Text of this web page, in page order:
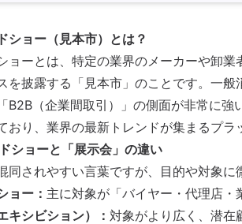
ショー（見本市）とは？
ョーとは、特定の業界のメーカーや卸
を披露する「見本市」のことです。一
B2B（企業間取引）」の側面が非常に
おり、業界の最新トレンドが集まるプラ
ショーと「展示会」の違い
同されやすい言葉ですが、目的や対象に
ョー： 主に対象が「バイヤー・代理店・
キシビション）
： 対象がより広く、潜在